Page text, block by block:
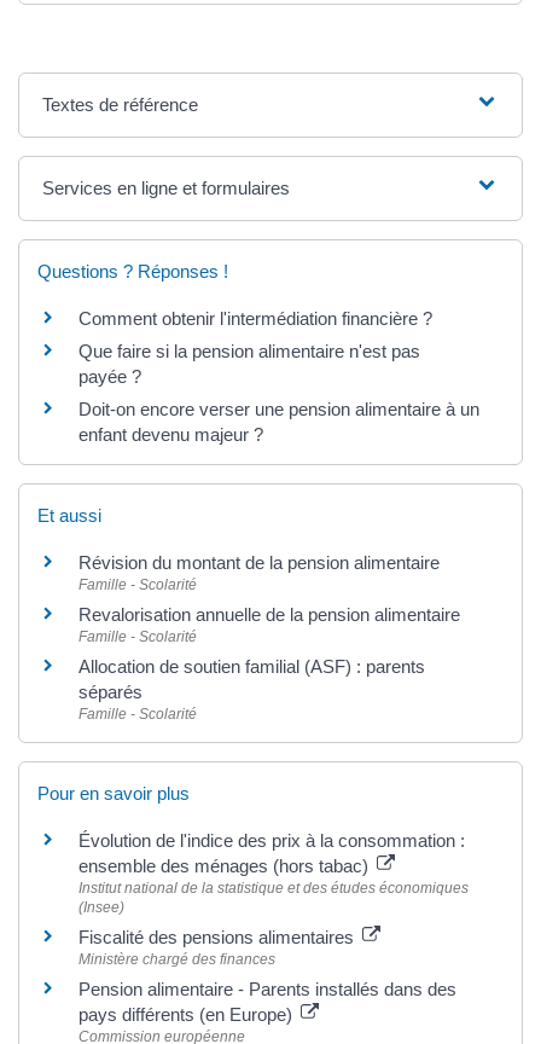
Textes de référence
Services en ligne et formulaires
Questions ? Réponses !
Comment obtenir l'intermédiation financière ?
Que faire si la pension alimentaire n'est pas
payée ?
Doit-on encore verser une pension alimentaire à un
enfant devenu majeur ?
Et aussi
Révision du montant de la pension alimentaire
Famille - Scolarité
Revalorisation annuelle de la pension alimentaire
Famille - Scolarité
Allocation de soutien familial (ASF) : parents
séparés
Famille - Scolarité
Pour en savoir plus
Évolution de l'indice des prix à la consommation :
ensemble des ménages (hors tabac)
Institut national de la statistique et des études économiques
(Insee)
Fiscalité des pensions alimentaires
Ministère chargé des finances
Pension alimentaire - Parents installés dans des
pays différents (en Europe)
Commission européenne